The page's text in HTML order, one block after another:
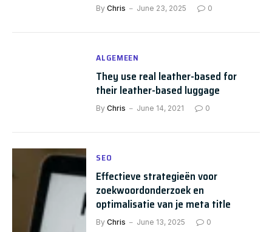
By Chris June 23, 2025 0
ALGEMEEN
They use real leather-based for
their leather-based luggage
By Chris June 14, 2021 0
SEO
Effectieve strategieën voor
zoekwoordonderzoek en
optimalisatie van je meta title
By Chris June 13, 2025 0